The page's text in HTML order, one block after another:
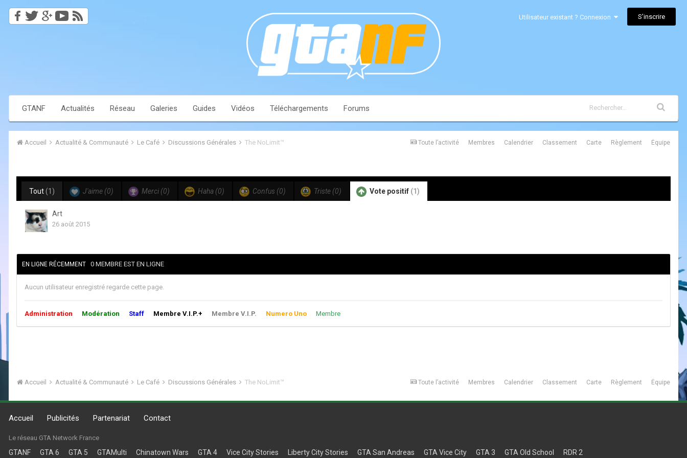
Utilisateur existant ? Connexion S’inscrire
GTANF Actualités Réseau Galeries Guides Vidéos Téléchargements Forums
Toute l’activité Membres Calendrier Classement Carte Règlement Équipe
Accueil Actualité & Communauté Le Café Discussions Générales The NoLimit™
Tout(1) J'aime (0) Merci (0) Haha (0) Confus (0) Triste (0) Vote positif (1)
Art
26 août 2015
EN LIGNE RÉCEMMENT 0 MEMBRE EST EN LIGNE
Aucun utilisateur enregistré regarde cette page.
Administration Modération Staff Membre V.I.P.+ Membre V.I.P. Numero Uno Membre
Toute l’activité Membres Calendrier Classement Carte Règlement Équipe
Accueil Actualité & Communauté Le Café Discussions Générales The NoLimit™
Accueil Publicités Partenariat Contact
Le réseau GTA Network France
GTANF GTA 6 GTA 5 GTAMulti Chinatown Wars GTA 4 Vice City Stories Liberty City Stories GTA San Andreas GTA Vice City GTA 3 GTA Old School RDR 2